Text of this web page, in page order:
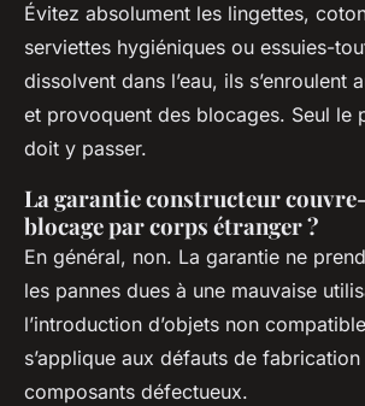
Évitez absolument les lingettes,
serviettes hygiéniques ou essuies-
dissolvent dans l’eau, ils s’enroulent
et provoquent des blocages. Seul le
doit y passer.
La garantie constructeur
blocage par corps étranger ?
En général, non. La garantie ne
les pannes dues à une mauvaise
l’introduction d’objets non
s’applique aux défauts de
composants défectueux.